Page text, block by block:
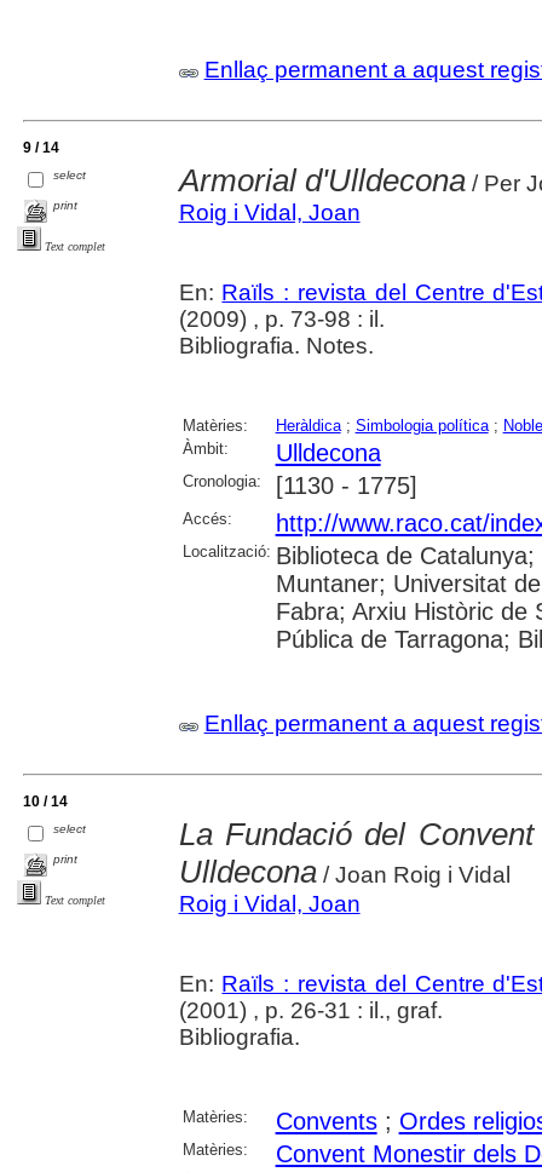
Enllaç permanent a aquest
9 / 14
select
print
Text complet
Armorial d'Ulldecona/ Per
Roig i Vidal, Joan
En: Raïls : revista del Centre
(2009) , p. 73-98 : il.
Bibliografia. Notes.
Matèries: Heràldica; Simbologia política;
Àmbit:
Ulldecona
Cronologia: [1130 - 1775]
Accés: http://www.raco.cat/
Localització: Biblioteca de
Muntaner; Universitat
Fabra; Arxiu Històric de
Pública de Tarragona;
Enllaç permanent a aquest
10 / 14
select
print
Text complet
La Fundació del
Ulldecona/ Joan Roig i Vidal
Roig i Vidal, Joan
En: Raïls : revista del Centre
(2001) , p. 26-31 : il., graf.
Bibliografia.
Matèries: Convents; Ordes
Matèries: Convent Monestir dels